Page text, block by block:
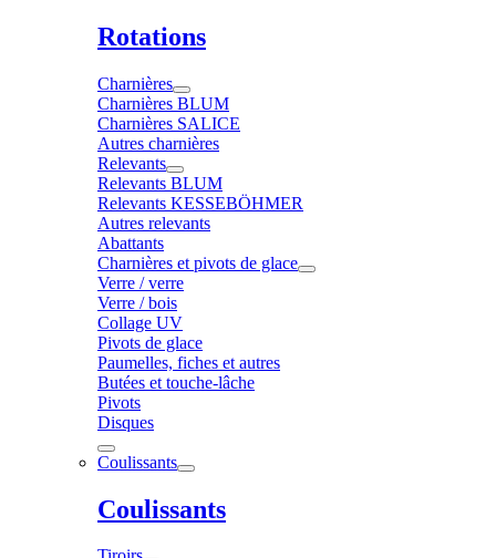
Rotations
Charnières
Charnières BLUM
Charnières SALICE
Autres charnières
Relevants
Relevants BLUM
Relevants KESSEBÖHMER
Autres relevants
Abattants
Charnières et pivots de glace
Verre / verre
Verre / bois
Collage UV
Pivots de glace
Paumelles, fiches et autres
Butées et touche-lâche
Pivots
Disques
Coulissants
Coulissants